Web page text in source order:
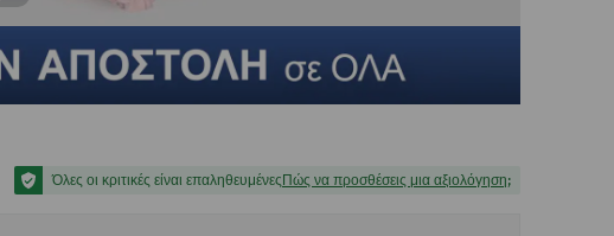
Όλες οι κριτικές είναι επαληθευμένεςΠώς να προσθέσεις μια αξιολόγηση;